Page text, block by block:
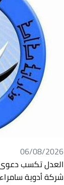
06/08/2026
العدل تكسب دعوى
شركة أدوية سامراء